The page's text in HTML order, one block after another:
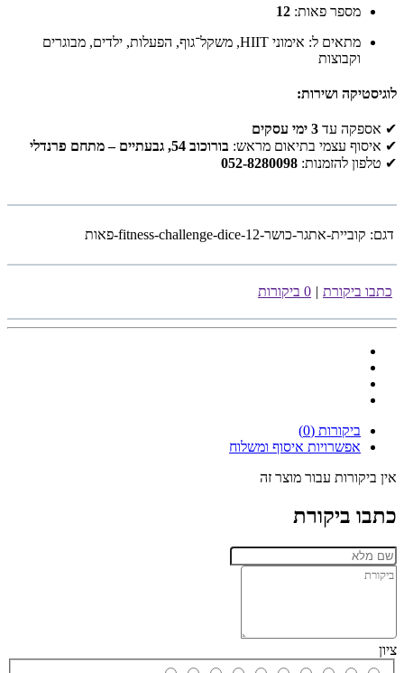
מספר פאות: 12
מתאים ל: אימוני HIIT, משקל־גוף, הפעלות, ילדים, מבוגרים
וקבוצות
לוגיסטיקה ושירות:
✔ אספקה עד 3 ימי עסקים
✔ איסוף עצמי בתיאום מראש: בורוכוב 54, גבעתיים – מתחם פרנדלי
✔ טלפון להזמנות: 052-8280098
דגם: קוביית-אתגר-כושר-fitness-challenge-dice-12-פאות
כתבו ביקורת | 0 ביקורות
ביקורות (0)
אפשרויות איסוף ומשלוח
אין ביקורות עבור מוצר זה
כתבו ביקורת
ציון